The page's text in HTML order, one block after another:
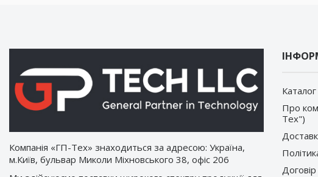
Компанія «ГП-Тех» знаходиться за адресою: Україна,
м.Київ, бульвар Миколи Міхновського 38, офіс 206
Каталог
Про
Тех")
Договір